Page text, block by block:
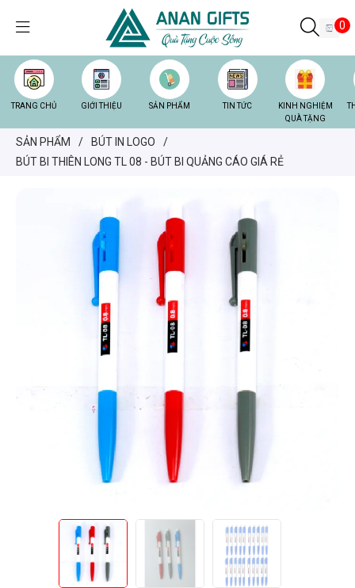
0
TRANG CHỦ GIỚI THIỆU SẢN PHẨM TIN TỨC
KINH NGHIỆM
QUÀ TẶNG
SẢN PHẨM / BÚT IN LOGO
/
BÚT BI THIÊN LONG TL 08 - BÚT BI QUẢNG CÁO GIÁ RẺ